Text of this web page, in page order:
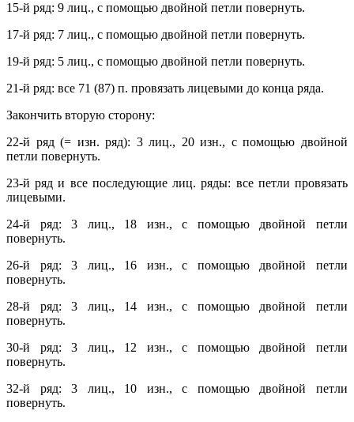
15-й ряд: 9 лиц., с помощью двойной петли повернуть.
17-й ряд: 7 лиц., с помощью двойной петли повернуть.
19-й ряд: 5 лиц., с помощью двойной петли повернуть.
21-й ряд: все 71 (87) п. провязать лицевыми до конца ряда.
Закончить вторую сторону:
22-й ряд (= изн. ряд): 3 лиц., 20 изн., с помощью двойной
петли повернуть.
23-й ряд и все последующие лиц. ряды: все петли провязать
лицевыми.
24-й ряд: 3 лиц., 18 изн., с помощью двойной петли
повернуть.
26-й ряд: 3 лиц., 16 изн., с помощью двойной петли
повернуть.
28-й ряд: 3 лиц., 14 изн., с помощью двойной петли
повернуть.
30-й ряд: 3 лиц., 12 изн., с помощью двойной петли
повернуть.
32-й ряд: 3 лиц., 10 изн., с помощью двойной петли
повернуть.